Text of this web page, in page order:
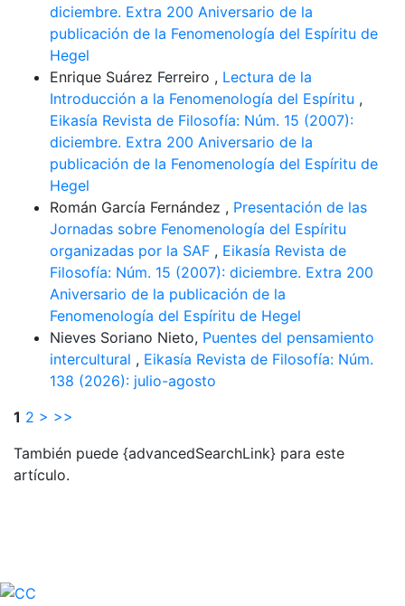
diciembre. Extra 200 Aniversario de la
publicación de la Fenomenología del Espíritu de
Hegel
Enrique Suárez Ferreiro , Lectura de la
Introducción a la Fenomenología del Espíritu ,
Eikasía Revista de Filosofía: Núm. 15 (2007):
diciembre. Extra 200 Aniversario de la
publicación de la Fenomenología del Espíritu de
Hegel
Román García Fernández , Presentación de las
Jornadas sobre Fenomenología del Espíritu
organizadas por la SAF , Eikasía Revista de
Filosofía: Núm. 15 (2007): diciembre. Extra 200
Aniversario de la publicación de la
Fenomenología del Espíritu de Hegel
Nieves Soriano Nieto, Puentes del pensamiento
intercultural , Eikasía Revista de Filosofía: Núm.
138 (2026): julio-agosto
1 2 > >>
También puede {advancedSearchLink} para este
artículo.